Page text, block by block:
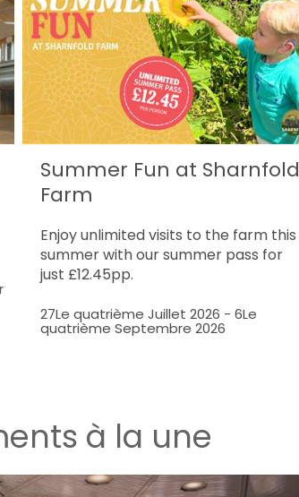
Summer Fun at Sharnfold
Farm
Enjoy unlimited visits to the farm this
summer with our summer pass for
just £12.45pp.
27Le quatrième Juillet 2026 - 6Le
quatrième Septembre 2026
à la une